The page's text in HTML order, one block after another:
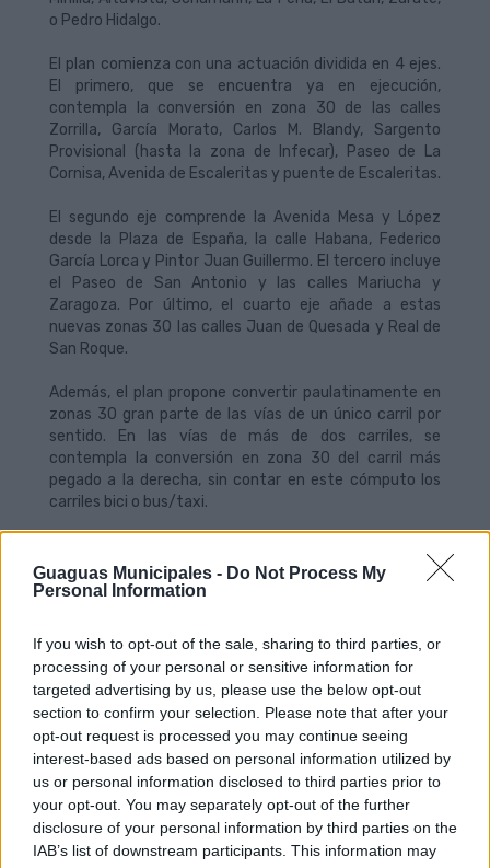
Guaguas Municipales - Do Not Process My
Personal Information
If you wish to opt-out of the sale, sharing to third parties, or
processing of your personal or sensitive information for
targeted advertising by us, please use the below opt-out
section to confirm your selection. Please note that after your
opt-out request is processed you may continue seeing
interest-based ads based on personal information utilized by
us or personal information disclosed to third parties prior to
your opt-out. You may separately opt-out of the further
disclosure of your personal information by third parties on the
IAB’s list of downstream participants. This information may
o Pedro Hidalgo.
El plan comienza con una actuación dividida en 4 ejes.
El primero, que se encuentra ya en ejecución,
contempla la conversión en zona 30 de las calles
Zorrilla, García Morato, Carlos M. Blandy, Sargento
Provisional (hasta la zona de Infecar), Paseo de La
Cornisa, Avenida de Escaleritas y puente de Escaleritas.
El segundo eje comprende la Avenida Mesa y López
desde la Plaza de España, la calle Habana, Federico
García Lorca y Pintor Juan Guillermo. El tercero incluye
el Paseo de San Antonio y las calles Mariucha y
Zaragoza. Por último, el cuarto eje añade a estas
nuevas zonas 30 las calles Juan de Quesada y Real de
San Roque.
Además, el plan propone convertir paulatinamente en
zonas 30 gran parte de las vías de un único carril por
sentido. En las vías de más de dos carriles, se
contempla la conversión en zona 30 del carril más
pegado a la derecha, sin contar en este cómputo los
carriles bici o bus/taxi.
Por otro lado, la bicicleta es uno de los modos de
proyectar la ampliación de estaciones de la Sítycleta
en Ciudad Alta (Mata, Las Rehoyas, La Ballena, y
Escaleritas), se procederá a la implantación de los
siguientes carriles bici en las próximas semanas: calle
Churruca, Avenida Juan XXIII hasta Cayetana de Lugo,
calle Nicolás Estévanez hasta el Parque Santa
Catalina, y conexión de la calle Alfonso XII con la Plaza
de la Feria.
Además, el Consistorio procederá a la instalación de